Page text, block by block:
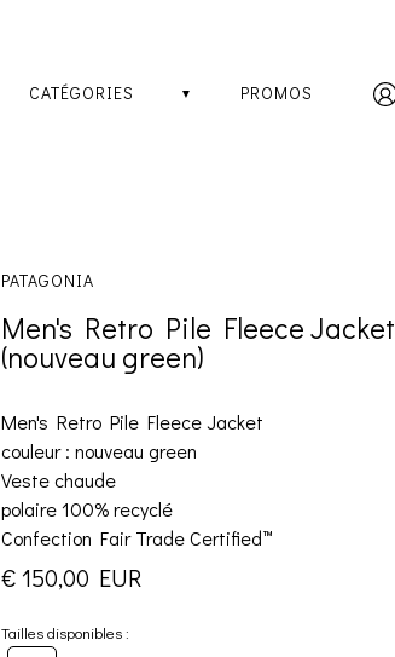
CATÉGORIES PROMOS
PATAGONIA
Men's Retro Pile Fleece Jacket
(nouveau green)
Men's Retro Pile Fleece Jacket
couleur : nouveau green
Veste chaude
polaire 100% recyclé
Confection Fair Trade Certified™
€ 150,00 EUR
Tailles disponibles :